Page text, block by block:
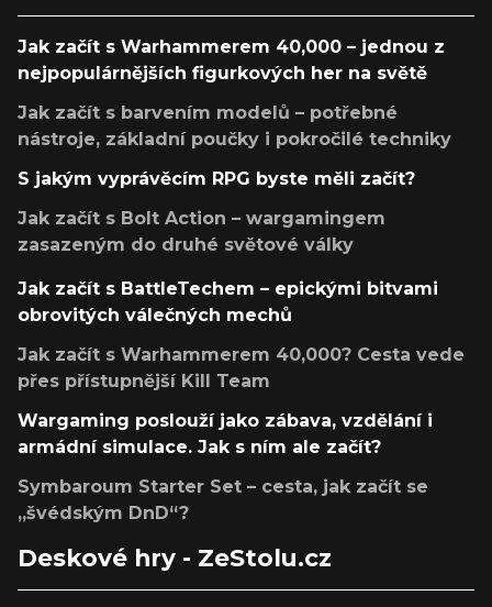
Jak začít s Warhammerem 40,000 – jednou z
nejpopulárnějších figurkových her na světě
Jak začít s barvením modelů – potřebné
nástroje, základní poučky i pokročilé techniky
S jakým vyprávěcím RPG byste měli začít?
Jak začít s Bolt Action – wargamingem
zasazeným do druhé světové války
Jak začít s BattleTechem – epickými bitvami
obrovitých válečných mechů
Jak začít s Warhammerem 40,000? Cesta vede
přes přístupnější Kill Team
Wargaming poslouží jako zábava, vzdělání i
armádní simulace. Jak s ním ale začít?
Symbaroum Starter Set – cesta, jak začít se
„švédským DnD“?
Deskové hry - ZeStolu.cz